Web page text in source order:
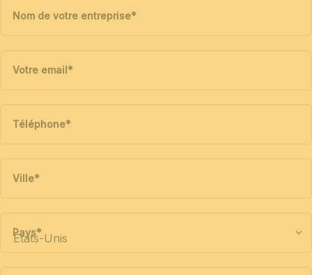
Nom de votre entreprise*
Votre email*
Téléphone*
Ville*
Pays*